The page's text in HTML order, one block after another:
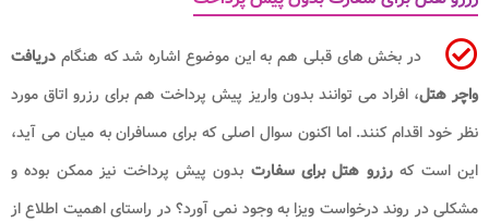
در بخش های قبلی هم به این موضوع اشاره شد که هنگام دریافت
واچر هتل، افراد می توانند بدون واریز پیش پرداخت هم برای رزرو اتاق مورد
نظر خود اقدام کنند. اما اکنون سوال اصلی که برای مسافران به میان می آید،
این است کهرزرو هتل برای سفارت بدون پیش پرداخت نیز ممکن بوده و
مشکلی در روند درخواست ویزا به وجود نمی آورد؟ در راستای اهمیت اطلاع از